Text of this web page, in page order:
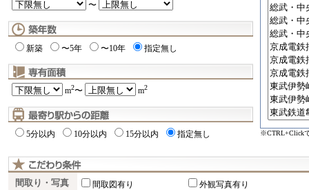
〜
新築 〜5年 〜10年 指定無し
m2〜 m2
5分以内 10分以内 15分以内 指定無し ※CTRL+Click
間取り・写真 間取図有り 外観写真有り